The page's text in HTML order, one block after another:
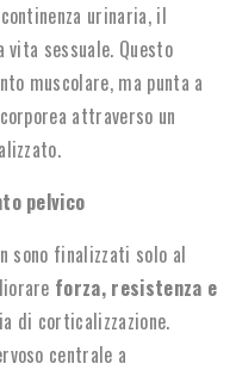
urinaria, il
sessuale. Questo
muscolare, ma punta a
attraverso un
pelvico
sono finalizzati solo al
forza, resistenza e
di corticalizzazione.
centrale a